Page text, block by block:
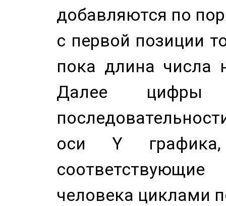
добавляются по
с первой позиции
пока длина числа
Далее цифры
оси Y
человека циклами